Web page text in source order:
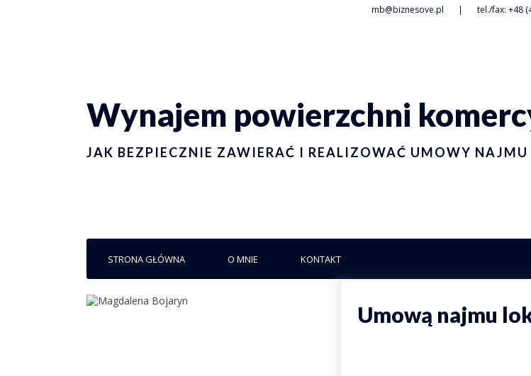
mb@biznesove.pl | tel./fax: +48
Wynajem powierzchni
JAK BEZPIECZNIE ZAWIERAĆ I REALIZOWAĆ UMOWY NAJMU
STRONA GŁÓWNA O MNIE KONTAKT
Umową najmu